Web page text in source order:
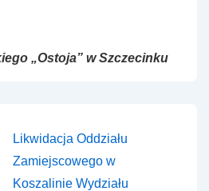
„Ostoja” w Szczecinku
Next
Post
is
Likwidacja Oddziału
Zamiejscowego w
Koszalinie Wydziału